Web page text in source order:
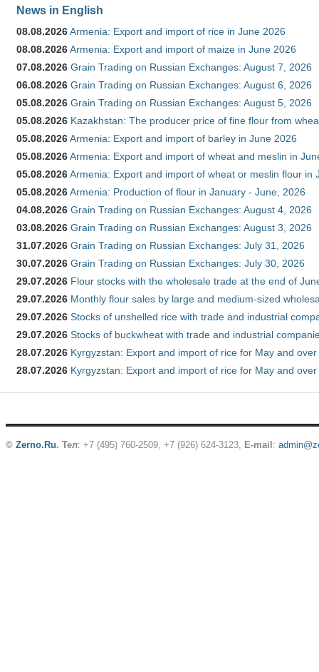
News in English
08.08.2026Armenia: Export and import of rice in June 2026
08.08.2026Armenia: Export and import of maize in June 2026
07.08.2026 Grain Trading on Russian Exchanges: August 7, 2026
06.08.2026 Grain Trading on Russian Exchanges: August 6, 2026
05.08.2026 Grain Trading on Russian Exchanges: August 5, 2026
05.08.2026 Kazakhstan: The producer price of fine flour from
05.08.2026Armenia: Export and import of barley in June 2026
05.08.2026Armenia: Export and import of wheat and meslin in
05.08.2026Armenia: Export and import of wheat or meslin flour in
05.08.2026Armenia: Production of flour in January - June, 2026
04.08.2026 Grain Trading on Russian Exchanges: August 4, 2026
03.08.2026 Grain Trading on Russian Exchanges: August 3, 2026
31.07.2026 Grain Trading on Russian Exchanges: July 31, 2026
30.07.2026 Grain Trading on Russian Exchanges: July 30, 2026
29.07.2026 Flour stocks with the wholesale trade at the end of
29.07.2026 Monthly flour sales by large and medium-sized
29.07.2026 Stocks of unshelled rice with trade and industrial
29.07.2026 Stocks of buckwheat with trade and industrial
28.07.2026 Kyrgyzstan: Export and import of rice for May and
28.07.2026 Kyrgyzstan: Export and import of rice for May and
© Zerno.Ru. Тел: +7 (495) 760-2509, +7 (926) 624-3123, E-mail :